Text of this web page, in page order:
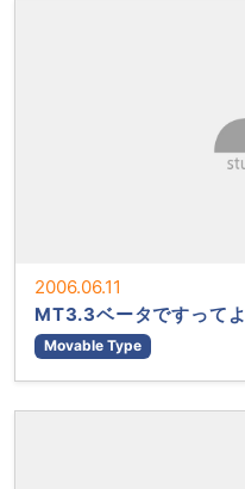
2006.06.11
MT3.3ベータですってよ
Movable Type